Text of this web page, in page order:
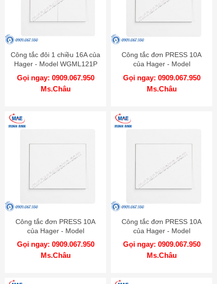
Công tắc đôi 1 chiều 16A của
Hager - Model WGML121P
Gọi ngay: 0909.067.950
Ms.Châu
Công tắc đơn PRESS 10A
của Hager - Model
WGML111PKB
Gọi ngay: 0909.067.950
Ms.Châu
Công tắc đơn PRESS 10A
của Hager - Model
WGML111PAS
Gọi ngay: 0909.067.950
Ms.Châu
Công tắc đơn PRESS 10A
của Hager - Model
WGML111P
Gọi ngay: 0909.067.950
Ms.Châu